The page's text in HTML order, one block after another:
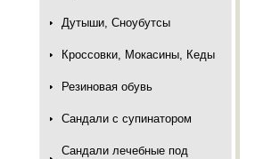
Дутыши, Сноубутсы
Кроссовки, Мокасины, Кеды
Резиновая обувь
Сандали с супинатором
Сандали лечебные под